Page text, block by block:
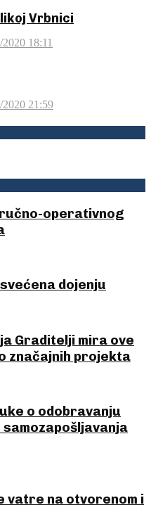
Vrbnici
18:11
2020 21:59
operativnog
dojenju
Graditelji mira ove
značajnih projekta
o odobravanju
vatre na otvorenom i